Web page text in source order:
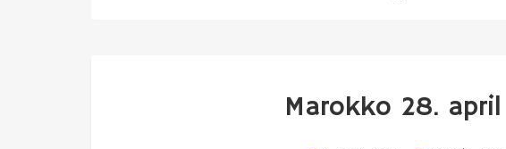
Marokko 28.